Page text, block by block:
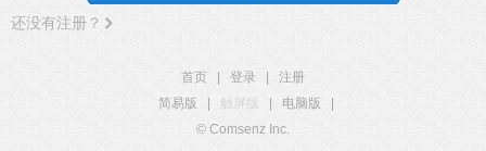
还没有注册？
首页 登录
注册
简易版
触屏版 电脑版
© Comsenz Inc.